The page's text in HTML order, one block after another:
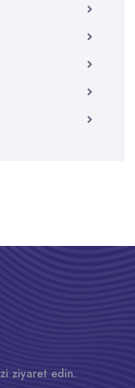
ziyaret edin.